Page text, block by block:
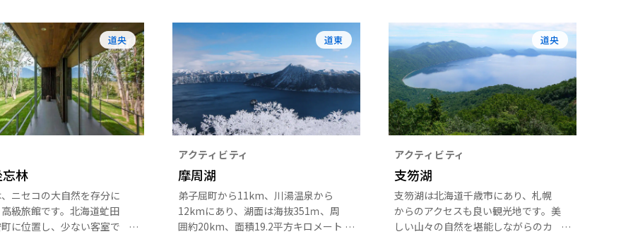
道央
林
ニセコの大自然を存分に
級旅館です。北海道虻田
に位置し、少ない客室で
道東
アクティビティ
摩周湖
弟子屈町から11km、川湯温泉から
12kmにあり、湖面は海抜351ｍ、周
囲約20km、面積19.2平方キロメート
道央
アクティビティ
支笏湖
支笏湖は北海道千歳市にあり、札幌
からのアクセスも良い観光地です。美
しい山々の自然を堪能しながらのカ